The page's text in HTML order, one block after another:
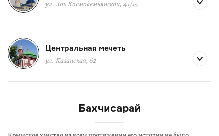
ул. Зои Космодемьянской, 41/15
Центральная мечеть
ул. Казанская, 62
Бахчисарай